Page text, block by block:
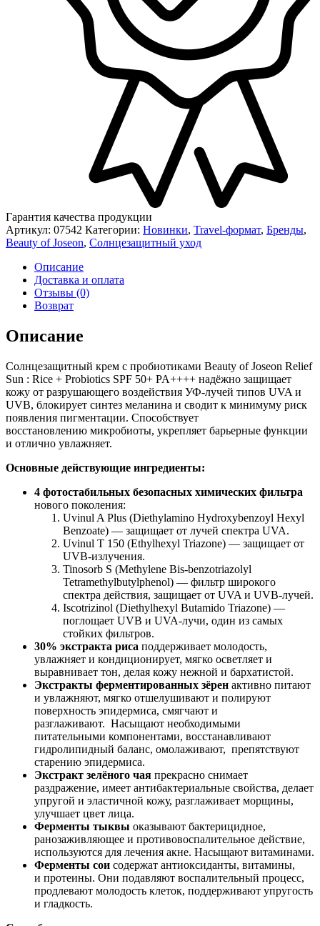
Гарантия качества продукции
Артикул: 07542 Категории: Новинки, Travel-формат, Бренды,
Beauty of Joseon, Солнцезащитный уход
Описание
Доставка и оплата
Отзывы (0)
Возврат
Описание
Солнцезащитный крем с пробиотиками Beauty of Joseon Relief
Sun : Rice + Probiotics SPF 50+ PA++++ надёжно защищает
кожу от разрушающего воздействия УФ-лучей типов UVA и
UVB, блокирует синтез меланина и сводит к минимуму риск
появления пигментации. Способствует
восстановлению микробиоты, укрепляет барьерные функции
и отлично увлажняет.
Основные действующие ингредиенты:
4 фотостабильных безопасных химических фильтра
нового поколения:
Uvinul A Plus (Diethylamino Hydroxybenzoyl Hexyl
Benzoate) — защищает от лучей спектра UVA.
Uvinul T 150 (Ethylhexyl Triazone) — защищает от
UVB-излучения.
Tinosorb S (Methylene Bis-benzotriazolyl
Tetramethylbutylphenol) — фильтр широкого
спектра действия, защищает от UVA и UVB-лучей.
Iscotrizinol (Diethylhexyl Butamido Triazone) —
поглощает UVB и UVA-лучи, один из самых
стойких фильтров.
30% экстракта риса поддерживает молодость,
увлажняет и кондиционирует, мягко осветляет и
выравнивает тон, делая кожу нежной и бархатистой.
Экстракты ферментированных зёрен активно питают
и увлажняют, мягко отшелушивают и полируют
поверхность эпидермиса, смягчают и
разглаживают. Насыщают необходимыми
питательными компонентами, восстанавливают
гидролипидный баланс, омолаживают, препятствуют
старению эпидермиса.
Экстракт зелёного чая прекрасно снимает
раздражение, имеет антибактериальные свойства, делает
упругой и эластичной кожу, разглаживает морщины,
улучшает цвет лица.
Ферменты тыквы оказывают бактерицидное,
ранозаживляющее и противовоспалительное действие,
используются для лечения акне. Насыщают витаминами.
Ферменты сои содержат антиоксиданты, витамины,
и протеины. Они подавляют воспалительный процесс,
продлевают молодость клеток, поддерживают упругость
и гладкость.